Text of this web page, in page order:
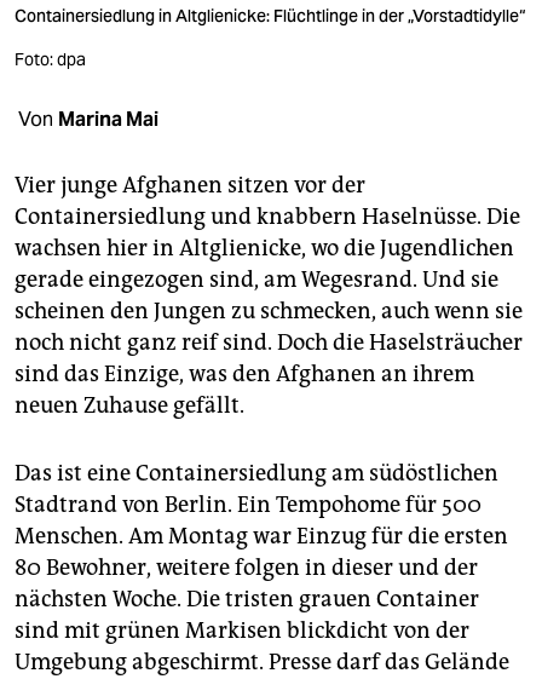
veranstaltungen
shop
fragen & hilfe
abo
genossenschaft
epaper login
Containersiedlung in Altglienicke: Flüchtlinge in der „Vorstadtidylle“
Foto: dpa
Von Marina Mai
Vier junge Afghanen sitzen vor der
Containersiedlung und knabbern Haselnüsse. Die
wachsen hier in Altglienicke, wo die Jugendlichen
gerade eingezogen sind, am Wegesrand. Und sie
scheinen den Jungen zu schmecken, auch wenn sie
noch nicht ganz reif sind. Doch die Haselsträucher
sind das Einzige, was den Afghanen an ihrem
neuen Zuhause gefällt.
Das ist eine Containersiedlung am südöstlichen
Stadtrand von Berlin. Ein Tempohome für 500
Menschen. Am Montag war Einzug für die ersten
80 Bewohner, weitere folgen in dieser und der
nächsten Woche. Die tristen grauen Container
sind mit grünen Markisen blickdicht von der
Umgebung abgeschirmt. Presse darf das Gelände